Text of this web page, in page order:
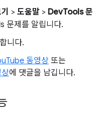
> 도움말 > DevTools 문
문제를 알립니다.
니다.
동영상 또는
에 댓글을 남깁니다.